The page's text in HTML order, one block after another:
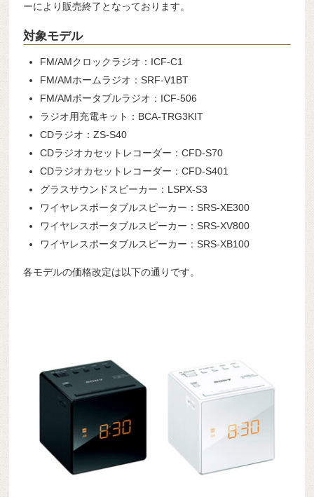
ーにより販売終了となっております。
対象モデル
FM/AMクロックラジオ：ICF-C1
FM/AMホームラジオ：SRF-V1BT
FM/AMポータブルラジオ：ICF-506
ラジオ用充電キット：BCA-TRG3KIT
CDラジオ：ZS-S40
CDラジオカセットレコーダー：CFD-S70
CDラジオカセットレコーダー：CFD-S401
グラスサウンドスピーカー：LSPX-S3
ワイヤレスポータブルスピーカー：SRS-XE300
ワイヤレスポータブルスピーカー：SRS-XV800
ワイヤレスポータブルスピーカー：SRS-XB100
各モデルの価格改定は以下の通りです。